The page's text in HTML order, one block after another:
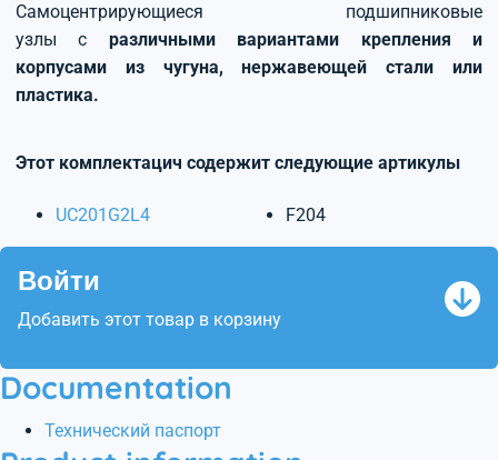
Самоцентрирующиеся подшипниковые
узлы с различными вариантами крепления и
корпусами из чугуна, нержавеющей стали или
пластика.
Этот комплектацич содержит следующие артикулы
UC201G2L4 F204
Войти
Добавить этот товар в корзину
Documentation
Технический паспорт